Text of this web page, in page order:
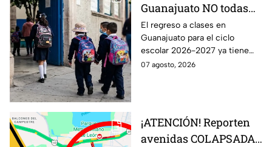
Guanajuato NO todas
las escuelas regresan a
clases el 31 de agosto;
esto debes saber
El regreso a clases en
Guanajuato para el ciclo
escolar 2026-2027 ya tiene
fecha, pero no todos los
07 agosto, 2026
¡ATENCIÓN! Reporten
avenidas COLAPSADAS